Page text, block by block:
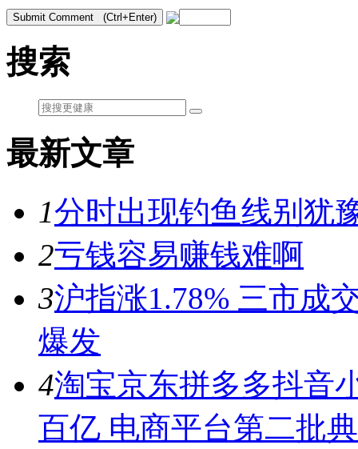
搜索
最新文章
1分时出现钓鱼线别犹
2亏钱容易赚钱难啊
3沪指涨1.78% 三市成
爆发
4淘宝京东拼多多抖音
百亿 电商平台第二批